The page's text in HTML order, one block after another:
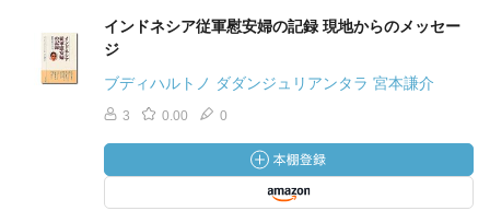
インドネシア従軍慰安婦の記録 現地からのメッセー
ジ
ブディハルトノ ダダンジュリアンタラ 宮本謙介
3 0.00 0